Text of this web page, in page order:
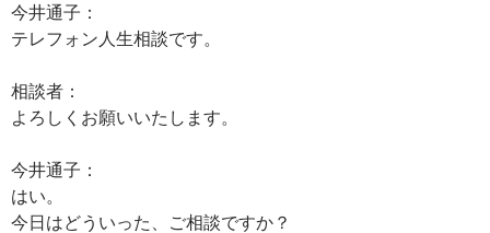
今井通子：
テレフォン人生相談です。
相談者：
よろしくお願いいたします。
今井通子：
はい。
今日はどういった、ご相談ですか？